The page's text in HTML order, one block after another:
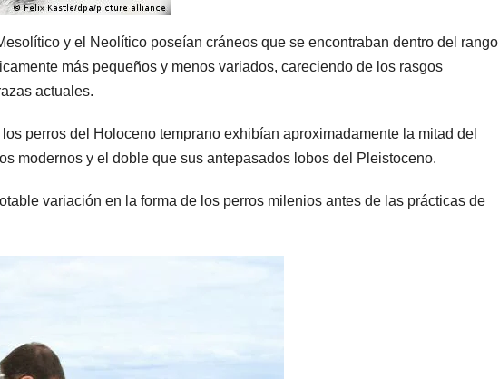
y el Neolítico poseían cráneos que se encontraban dentro del rango
más pequeños y menos variados, careciendo de los rasgos
actuales.
perros del Holoceno temprano exhibían aproximadamente la mitad del
modernos y el doble que sus antepasados lobos del Pleistoceno.
variación en la forma de los perros milenios antes de las prácticas de